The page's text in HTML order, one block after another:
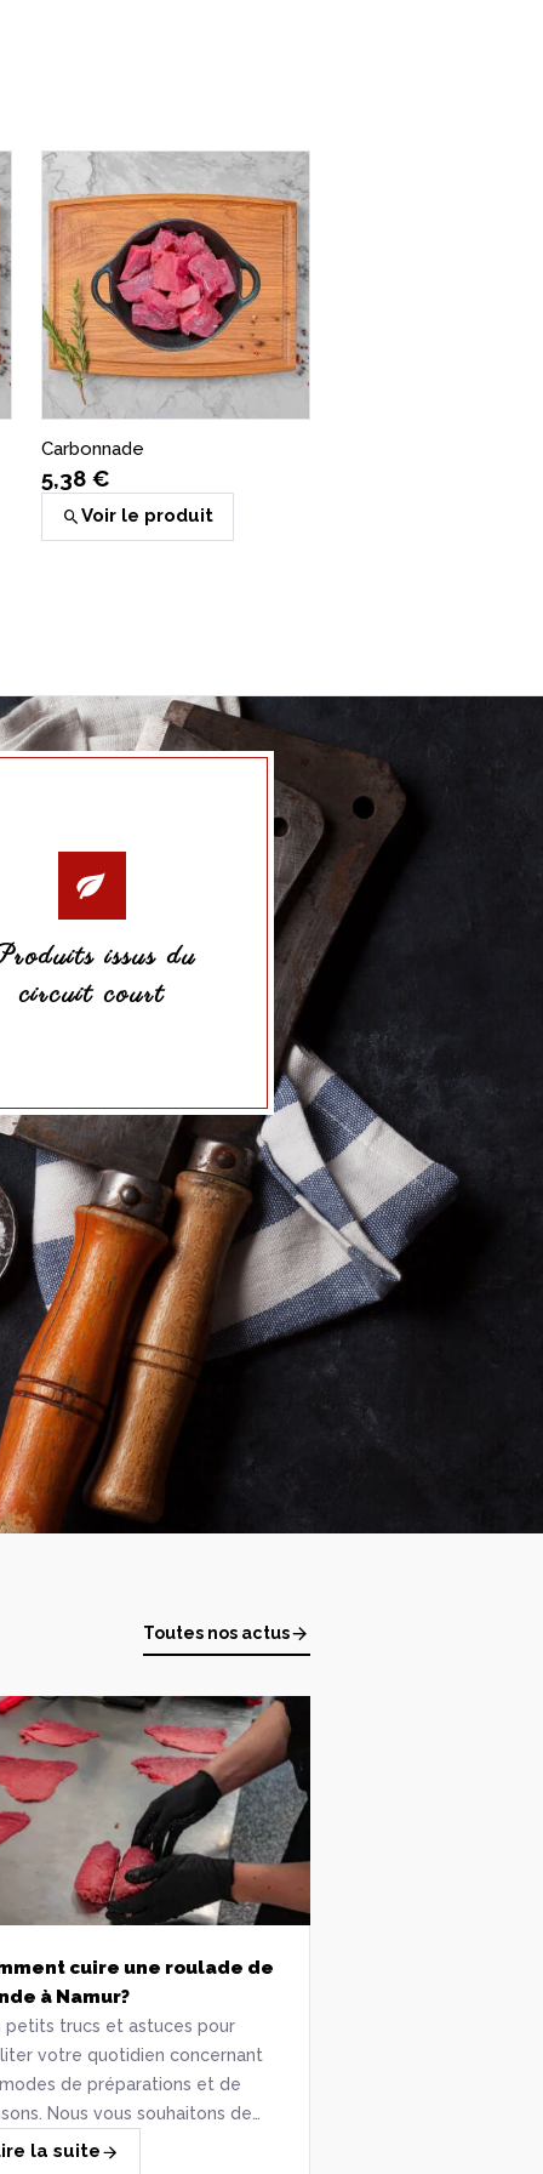
Carbonnade
5,38 €
Voir le produit
issus du
circuit court
Toutes nos actus
cuire une roulade de
viande à Namur?
petits trucs et astuces pour
votre quotidien concernant
de préparations et de
Nous vous souhaitons de
instants gourmands.
la suite